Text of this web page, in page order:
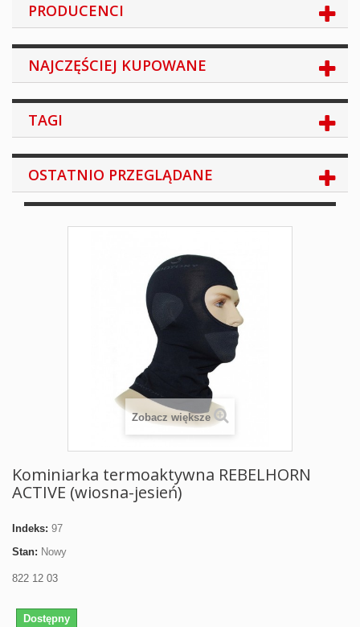
PRODUCENCI
NAJCZĘŚCIEJ KUPOWANE
TAGI
OSTATNIO PRZEGLĄDANE
Zobacz większe
Kominiarka termoaktywna REBELHORN
ACTIVE (wiosna-jesień)
Indeks: 97
Stan: Nowy
822 12 03
Dostępny